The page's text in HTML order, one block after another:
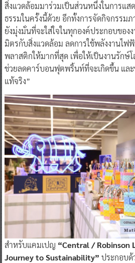
สิ่งแวดล้อมมาร่วมเป็นส่วนหนึ่งในการแส
ธรรมในครั้งนี้ด้วย อีกทั้งการจัดกิจกรรม
ยังมุ่งมั่นที่จะใส่ใจในทุกองค์ประกอบของ
มิตรกับสิ่งแวดล้อม ลดการใช้พลังงานไฟ
พลาสติกให้มากที่สุด เพื่อให้เป็นงานรักษ์
ช่วยลดคาร์บอนฟุตพริ้นท์ที่จะเกิดขึ้น และ
แท้จริง”
สำหรับแคมเปญ “Central / Robinson
Journey to Sustainability” ประกอบ